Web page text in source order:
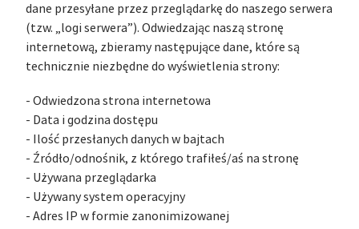
dane przesyłane przez przeglądarkę do naszego serwera
(tzw. „logi serwera”). Odwiedzając naszą stronę
internetową, zbieramy następujące dane, które są
technicznie niezbędne do wyświetlenia strony:
- Odwiedzona strona internetowa
- Data i godzina dostępu
- Ilość przesłanych danych w bajtach
- Źródło/odnośnik, z którego trafiłeś/aś na stronę
- Używana przeglądarka
- Używany system operacyjny
- Adres IP w formie zanonimizowanej